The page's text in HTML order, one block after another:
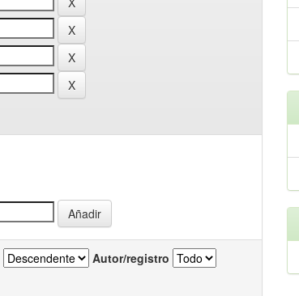
Autor/registro